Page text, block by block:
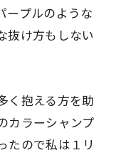
ープルのような
抜け方もしない
く抱える方を助
カラーシャンプ
たので私は１リ